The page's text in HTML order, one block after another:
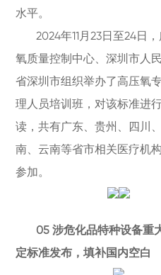
水平。
2024年11月23日至24日
氧质量控制中心、深圳市人
省深圳市组织举办了高压氧
理人员培训班，对该标准进
读，共有广东、贵州、四川
南、云南等省市相关医疗机
参加。
05 涉危化品特种设备重
定标准发布，填补国内空白